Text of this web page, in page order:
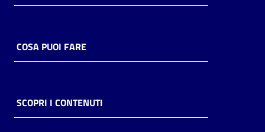
COSA PUOI FARE
SCOPRI I CONTENUTI